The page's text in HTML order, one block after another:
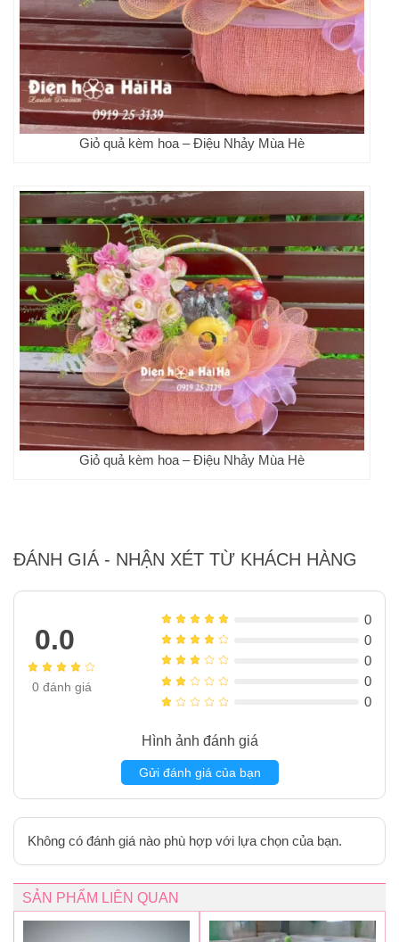
Giỏ quả kèm hoa – Điệu Nhảy Mùa Hè
Giỏ quả kèm hoa – Điệu Nhảy Mùa Hè
ĐÁNH GIÁ - NHẬN XÉT TỪ KHÁCH HÀNG
0.0
0đánh giá
0
0
0
0
0
Hình ảnh đánh giá
Gửi đánh giá của bạn
Không có đánh giá nào phù hợp với lựa chọn của bạn.
SẢN PHẨM LIÊN QUAN